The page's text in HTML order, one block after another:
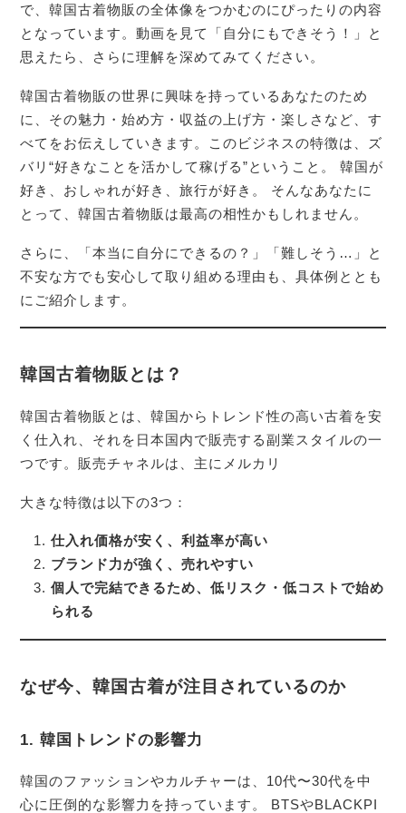
で、韓国古着物販の全体像をつかむのにぴったりの内容
となっています。動画を見て「自分にもできそう！」と
思えたら、さらに理解を深めてみてください。
韓国古着物販の世界に興味を持っているあなたのため
に、その魅力・始め方・収益の上げ方・楽しさなど、す
べてをお伝えしていきます。このビジネスの特徴は、ズ
バリ“好きなことを活かして稼げる”ということ。 韓国が
好き、おしゃれが好き、旅行が好き。 そんなあなたに
とって、韓国古着物販は最高の相性かもしれません。
さらに、「本当に自分にできるの？」「難しそう…」と
不安な方でも安心して取り組める理由も、具体例ととも
にご紹介します。
韓国古着物販とは？
韓国古着物販とは、韓国からトレンド性の高い古着を安
く仕入れ、それを日本国内で販売する副業スタイルの一
つです。販売チャネルは、主にメルカリ
大きな特徴は以下の3つ：
仕入れ価格が安く、利益率が高い
ブランド力が強く、売れやすい
個人で完結できるため、低リスク・低コストで始め
られる
なぜ今、韓国古着が注目されているのか
1. 韓国トレンドの影響力
韓国のファッションやカルチャーは、10代〜30代を中
心に圧倒的な影響力を持っています。 BTSやBLACKPI